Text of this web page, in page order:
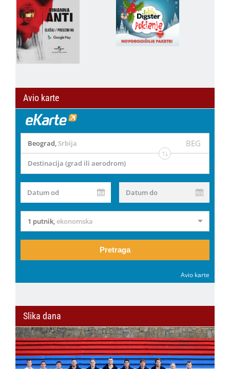
Avio karte
Beograd, Srbija BEG
Destinacija (grad ili aerodrom)
Datum od Datum do
1 putnik,ekonomska
Pretraga
Avio karte
Slika dana